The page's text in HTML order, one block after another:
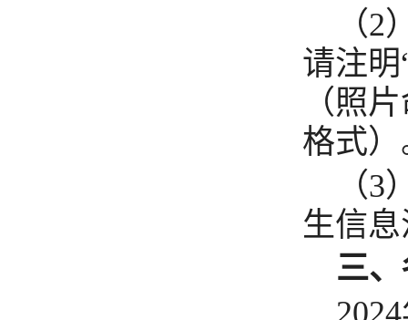
（2
请注
（照
格式
（3
生信
三
2024